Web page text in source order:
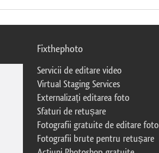
Fixthephoto
Servicii de editare video
Virtual Staging Services
Externalizați editarea foto
Sfaturi de retușare
Fotografii gratuite de editare foto
Fotografii brute pentru retușare